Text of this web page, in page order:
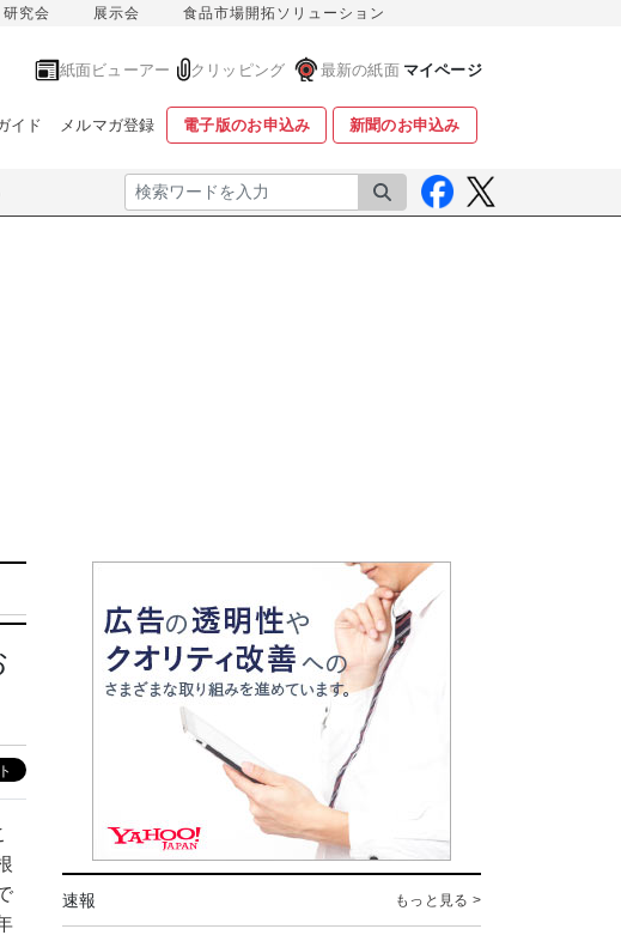
究会 展示会 食品市場開拓ソリューション
紙面ビューアー クリッピング 最新の紙面 マイページ
イド メルマガ登録 電子版のお申込み 新聞のお申込み
検索
速報 もっと見る >